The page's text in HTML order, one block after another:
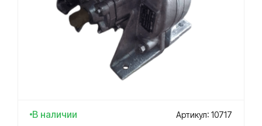
В наличии Артикул: 10717